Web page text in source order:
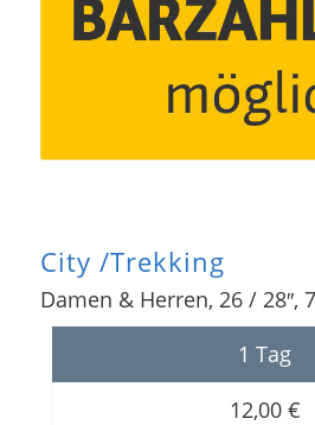
City /Trekking
Damen & Herren, 26 / 28″,
1 Tag
12,00 €